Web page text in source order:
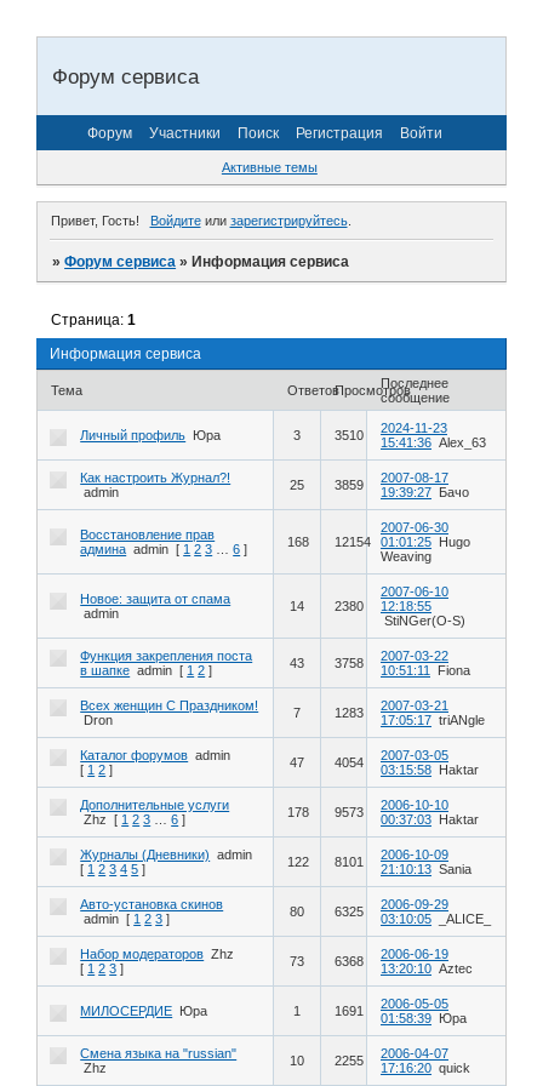
Форум сервиса
Форум Участники Поиск Регистрация Войти
Активные темы
Привет, Гость! Войдитеили зарегистрируйтесь.
»Форум сервиса »Информация сервиса
Информация сервиса
Страница:1
Тема ОтветовПросмотровПоследнее
сообщение
Личный профиль Юра 3 3510
2024-11-23
15:41:36 Alex_63
Как настроить Журнал?!
admin
25 3859
2007-08-17
19:39:27
Бачо
Восстановление прав
админа admin [ 1 2 3 6 ] 168 12154
2007-06-30
01:01:25
Hugo
Weaving
Новое: защита от спама
admin
14 2380
2007-06-10
12:18:55
StiNGer(O-S)
Функция закрепления поста
в шапке admin [ 1 2 ] 43 3758
2007-03-22
10:51:11
Fiona
Всех женщин С Праздником!
Dron
7 1283
2007-03-21
17:05:17 triANgle
Каталог форумов admin
[ 1 2 ] 47 4054
2007-03-05
03:15:58
Haktar
Дополнительные услуги
Zhz
[ 1 2 3 6 ] 178 9573
2006-10-10
00:37:03
Haktar
Журналы (Дневники)
admin
[ 1 2 3 4 5 ] 122 8101
2006-10-09
21:10:13 Sania
Авто-установка скинов
admin [ 1 2 3 ] 80 6325
2006-09-29
03:10:05
_ALICE_
Набор модераторов Zhz
[ 1 2 3 ] 73 6368
2006-06-19
13:20:10 Aztec
МИЛОСЕРДИЕ Юра 1 1691
2006-05-05
01:58:39
Юра
Смена языка на "russian"
Zhz
10 2255
2006-04-07
17:16:20 quick